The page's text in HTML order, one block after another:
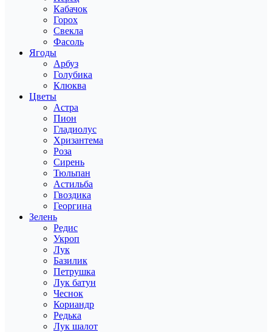
Кабачок
Горох
Свекла
Фасоль
Ягоды
Арбуз
Голубика
Клюква
Цветы
Астра
Пион
Гладиолус
Хризантема
Роза
Сирень
Тюльпан
Астильба
Гвоздика
Георгина
Зелень
Редис
Укроп
Лук
Базилик
Петрушка
Лук батун
Чеснок
Кориандр
Редька
Лук шалот